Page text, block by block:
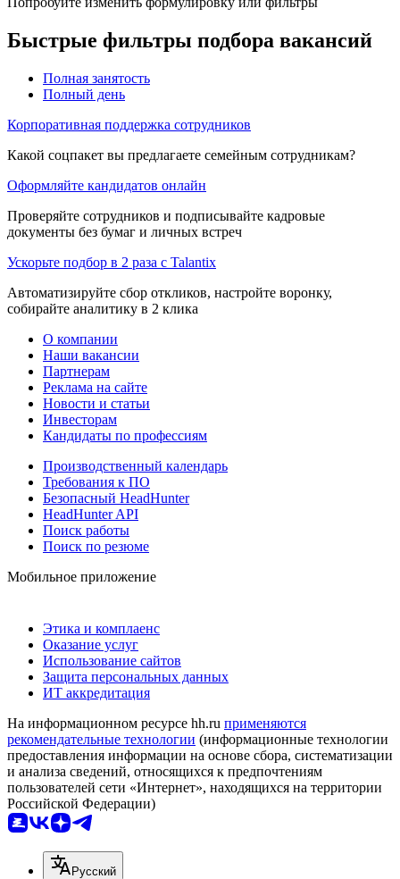
Быстрые фильтры подбора вакансий
Полная занятость
Полный день
Корпоративная поддержка сотрудников
Какой соцпакет вы предлагаете семейным сотрудникам?
Оформляйте кандидатов онлайн
Проверяйте сотрудников и подписывайте кадровые
документы без бумаг и личных встреч
Ускорьте подбор в 2 раза с Talantix
Автоматизируйте сбор откликов, настройте воронку,
собирайте аналитику в 2 клика
О компании
Наши вакансии
Партнерам
Реклама на сайте
Новости и статьи
Инвесторам
Кандидаты по профессиям
Производственный календарь
Требования к ПО
Безопасный HeadHunter
HeadHunter API
Поиск работы
Поиск по резюме
Мобильное приложение
Этика и комплаенс
Оказание услуг
Использование сайтов
Защита персональных данных
ИТ аккредитация
На информационном ресурсе hh.ru применяются
рекомендательные технологии (информационные технологии
предоставления информации на основе сбора, систематизации
и анализа сведений, относящихся к предпочтениям
пользователей сети «Интернет», находящихся на территории
Российской Федерации)
Русский